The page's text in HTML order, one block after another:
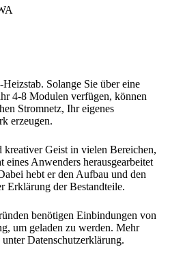
Solange Sie über eine
4-8 Modulen verfügen, können
Stromnetz, Ihr eigenes
erzeugen.
Geist in vielen Bereichen,
eines Anwenders herausgearbeitet
hebt er den Aufbau und den
Erklärung der Bestandteile.
benötigen Einbindungen von
um geladen zu werden. Mehr
Datenschutzerklärung.